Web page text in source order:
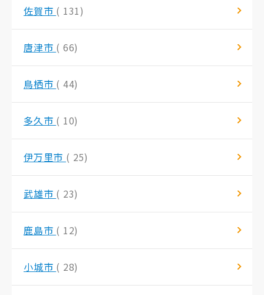
佐賀市 ( 131)
唐津市 ( 66)
鳥栖市 ( 44)
多久市 ( 10)
伊万里市 ( 25)
武雄市 ( 23)
鹿島市 ( 12)
小城市 ( 28)